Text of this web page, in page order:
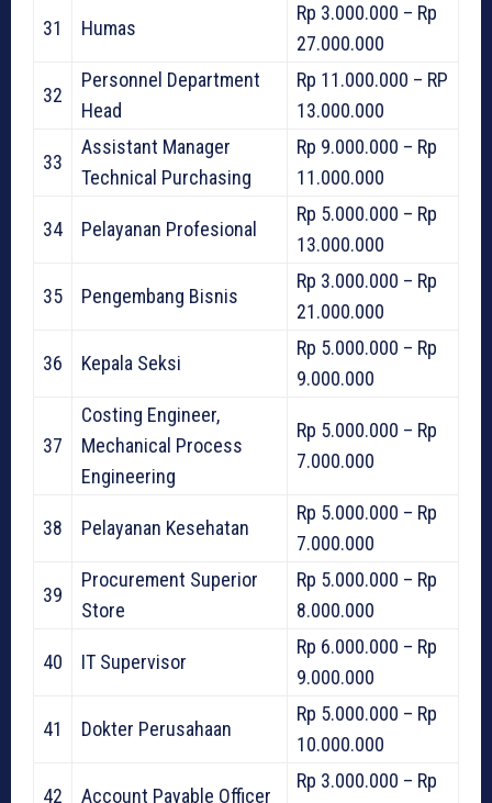
31 Humas
Rp 3.000.000 – Rp
27.000.000
32
Personnel Department
Head
Rp 11.000.000 – RP
13.000.000
33
Assistant Manager
Technical Purchasing
Rp 9.000.000 – Rp
11.000.000
34 Pelayanan Profesional
Rp 5.000.000 – Rp
13.000.000
35 Pengembang Bisnis
Rp 3.000.000 – Rp
21.000.000
36 Kepala Seksi
Rp 5.000.000 – Rp
9.000.000
37
Costing Engineer,
Mechanical Process
Engineering
Rp 5.000.000 – Rp
7.000.000
38 Pelayanan Kesehatan
Rp 5.000.000 – Rp
7.000.000
39
Procurement Superior
Store
Rp 5.000.000 – Rp
8.000.000
40 IT Supervisor
Rp 6.000.000 – Rp
9.000.000
41 Dokter Perusahaan
Rp 5.000.000 – Rp
10.000.000
42 Account Payable Officer
Rp 3.000.000 – Rp